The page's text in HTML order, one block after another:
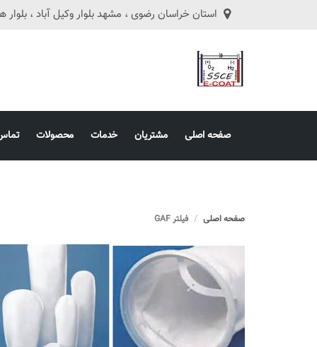
استان خراسان رضوی ، مشهد بلوار وکیل آباد ، بلوار هفت تیر
صفحه اصلی مشتریان خدمات محصولات
صفحه اصلی فیلتر GAF